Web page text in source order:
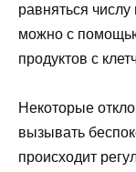
равняться
можно с
продуктов с
Некоторые
вызывать
происходит